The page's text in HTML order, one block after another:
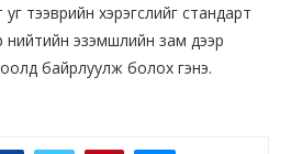
тээврийн хэрэгслийг стандарт
нийтийн эзэмшлийн зам дээр
байрлуулж болох гэнэ.